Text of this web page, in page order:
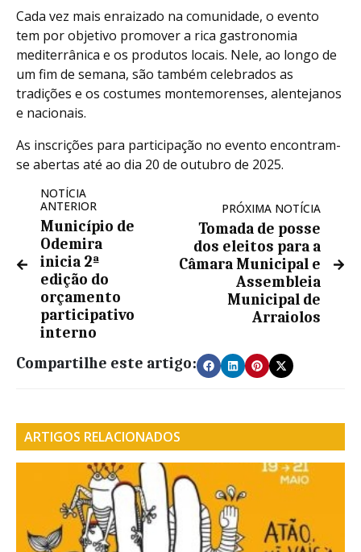
Cada vez mais enraizado na comunidade, o evento
tem por objetivo promover a rica gastronomia
mediterrânica e os produtos locais. Nele, ao longo de
um fim de semana, são também celebrados as
tradições e os costumes montemorenses, alentejanos
e nacionais.
As inscrições para participação no evento encontram-
se abertas até ao dia 20 de outubro de 2025.
NOTÍCIA
ANTERIOR
Município de
Odemira
inicia 2ª
edição do
orçamento
participativo
interno
PRÓXIMA NOTÍCIA
Tomada de posse
dos eleitos para a
Câmara Municipal e
Assembleia
Municipal de
Arraiolos
Compartilhe este artigo:
ARTIGOS RELACIONADOS